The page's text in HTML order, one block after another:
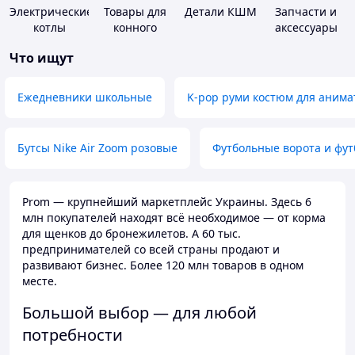
Электрические
котлы
Товары для
конного
Детали КШМ
Запчасти и
аксессуары
Что ищут
Ежедневники школьные K-pop руми костюм для
Бутсы Nike Air Zoom розовые Футбольные ворота и
Prom — крупнейший маркетплейс Украины. Здесь 6
млн покупателей находят всё необходимое — от корма
для щенков до бронежилетов. А 60 тыс.
предпринимателей со всей страны продают и
развивают бизнес. Более 120 млн товаров в одном
месте.
Большой выбор — для любой
потребности